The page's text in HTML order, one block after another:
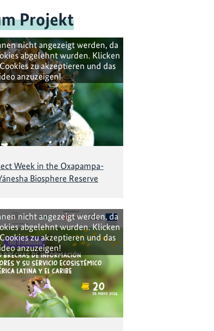
Projekt
nicht angezeigt werden, da
abgelehnt wurden. Klicken
zu akzeptieren und das
anzuzeigen!
Week in the Oxapampa-
Biosphere Reserve
nicht angezeigt werden, da
abgelehnt wurden. Klicken
zu akzeptieren und das
anzuzeigen!